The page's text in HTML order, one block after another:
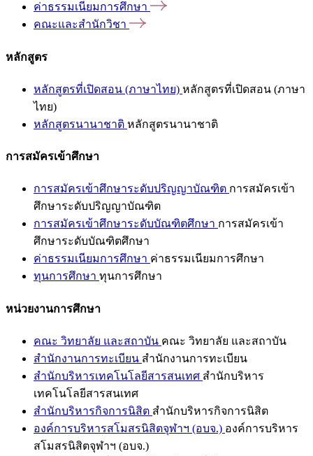
ค่าธรรมเนียมการศึกษา
คณะและสำนักวิชา
หลักสูตร
หลักสูตรที่เปิดสอน (ภาษาไทย) หลักสูตรที่เปิดสอน (ภาษา
ไทย)
หลักสูตรนานาชาติ หลักสูตรนานาชาติ
การสมัครเข้าศึกษา
การสมัครเข้าศึกษาระดับปริญญาบัณฑิต การสมัครเข้า
ศึกษาระดับปริญญาบัณฑิต
การสมัครเข้าศึกษาระดับบัณฑิตศึกษา การสมัครเข้า
ศึกษาระดับบัณฑิตศึกษา
ค่าธรรมเนียมการศึกษา ค่าธรรมเนียมการศึกษา
ทุนการศึกษา ทุนการศึกษา
หน่วยงานการศึกษา
คณะ วิทยาลัย และสถาบัน คณะ วิทยาลัย และสถาบัน
สำนักงานการทะเบียน สำนักงานการทะเบียน
สำนักบริหารเทคโนโลยีสารสนเทศ สำนักบริหาร
เทคโนโลยีสารสนเทศ
สำนักบริหารกิจการนิสิต สำนักบริหารกิจการนิสิต
องค์การบริหารสโมสรนิสิตจุฬาฯ (อบจ.) องค์การบริหาร
สโมสรนิสิตจุฬาฯ (อบจ.)